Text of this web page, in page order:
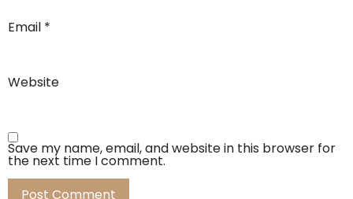
Email *
Website
Save my name, email, and website in this browser for
the next time I comment.